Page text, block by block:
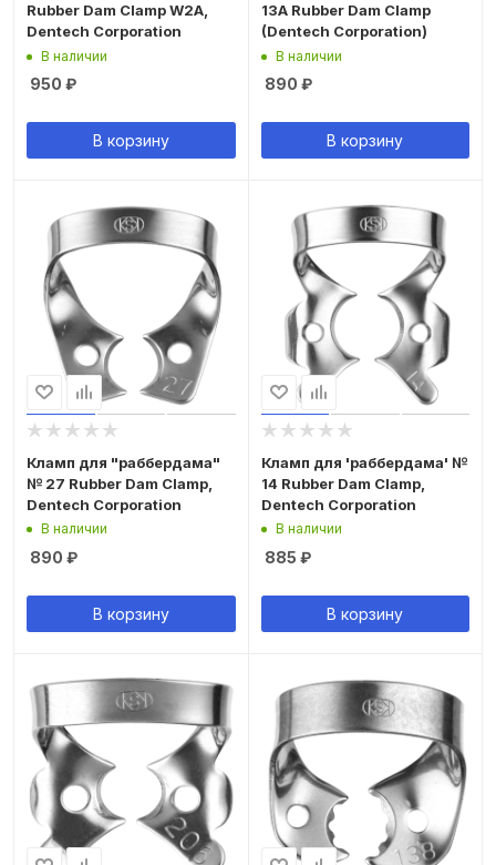
Rubber Dam Clamp W2А,
Dentech Corporation
В наличии
950 ₽
В корзину
13А Rubber Dam Clamp
(Dentech Corporation)
В наличии
890 ₽
В корзину
Кламп для "раббердама"
№ 27 Rubber Dam Clamp,
Dentech Corporation
В наличии
890 ₽
В корзину
Кламп для 'раббердама' №
14 Rubber Dam Clamp,
Dentech Corporation
В наличии
885 ₽
В корзину